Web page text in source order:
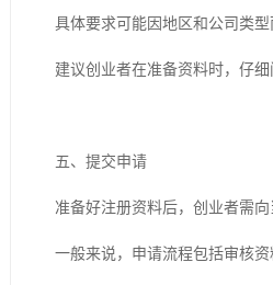
具体要求可能因地区和公司类型
建议创业者在准备资料时，仔
五、提交申请
准备好注册资料后，创业者需
一般来说，申请流程包括审核